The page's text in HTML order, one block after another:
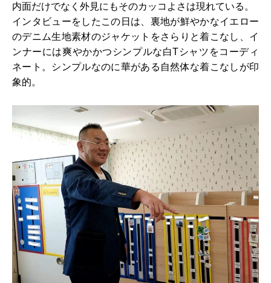
内面だけでなく外見にもそのカッコよさは現れている。
インタビューをしたこの日は、裏地が鮮やかなイエロー
のデニム生地素材のジャケットをさらりと着こなし、イ
ンナーには爽やかかつシンプルな白Tシャツをコーディ
ネート。シンプルなのに華がある自然体な着こなしが印
象的。